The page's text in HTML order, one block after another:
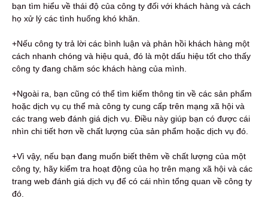
bạn tìm hiểu về thái độ của công ty đối với khách hàng và cách
họ xử lý các tình huống khó khăn.
+Nếu công ty trả lời các bình luận và phản hồi khách hàng một
cách nhanh chóng và hiệu quả, đó là một dấu hiệu tốt cho thấy
công ty đang chăm sóc khách hàng của mình.
+Ngoài ra, bạn cũng có thể tìm kiếm thông tin về các sản phẩm
hoặc dịch vụ cụ thể mà công ty cung cấp trên mạng xã hội và
các trang web đánh giá dịch vụ. Điều này giúp bạn có được cái
nhìn chi tiết hơn về chất lượng của sản phẩm hoặc dịch vụ đó.
+Vì vậy, nếu bạn đang muốn biết thêm về chất lượng của một
công ty, hãy kiểm tra hoạt động của họ trên mạng xã hội và các
trang web đánh giá dịch vụ để có cái nhìn tổng quan về công ty
đó.